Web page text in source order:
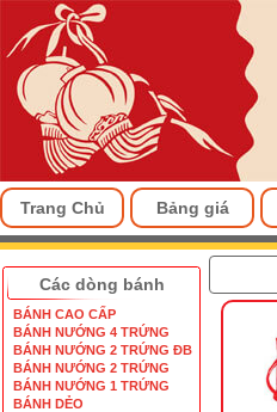
Trang Chủ Bảng giá
Các dòng bánh
BÁNH CAO CẤP
BÁNH NƯỚNG 4 TRỨNG
BÁNH NƯỚNG 2 TRỨNG ĐB
BÁNH NƯỚNG 2 TRỨNG
BÁNH NƯỚNG 1 TRỨNG
BÁNH DẺO